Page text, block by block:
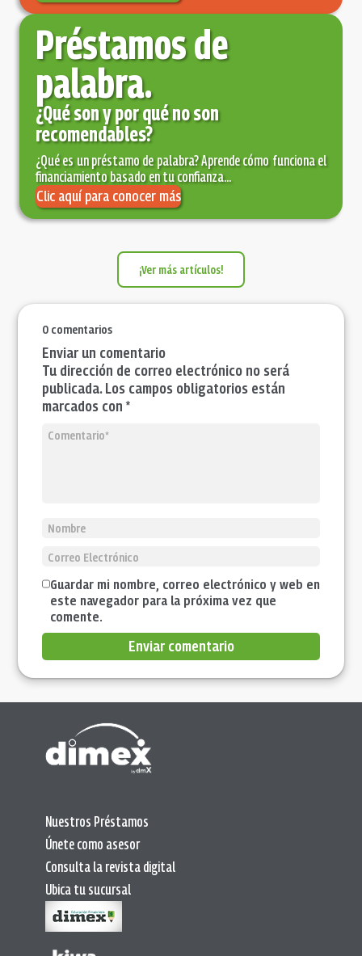
Préstamos de
palabra.
¿Qué son y por qué no son
recomendables?
¿Qué es un préstamo de palabra? Aprende cómo funciona el
financiamiento basado en tu confianza...
Clic aquí para conocer más
¡Ver más artículos!
0 comentarios
Enviar un comentario
Tu dirección de correo electrónico no será
publicada. Los campos obligatorios están
marcados con *
Guardar mi nombre, correo electrónico y web en
este navegador para la próxima vez que
comente.
Enviar comentario
Nuestros Préstamos
Únete como asesor
Consulta la revista digital
Ubica tu sucursal